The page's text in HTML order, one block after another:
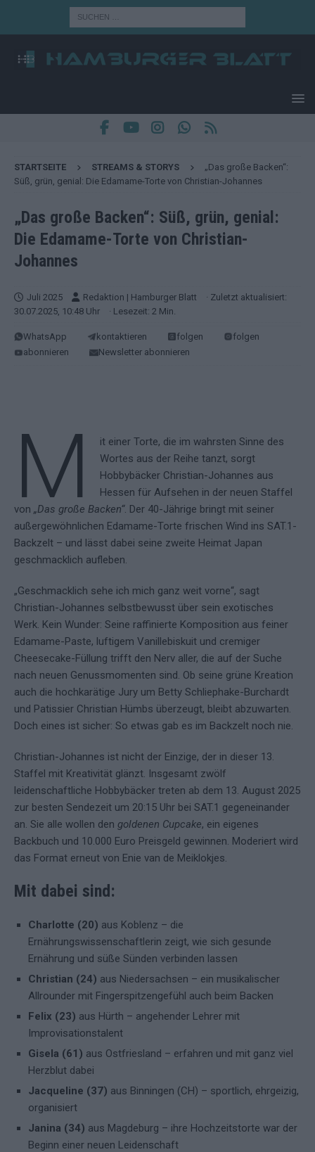
STARTSEITE STREAMS & STORYS
„Das große Backen“:
Süß, grün, genial: Die Edamame-Torte von Christian-Johannes
„Das große Backen“: Süß, grün, genial:
Die Edamame-Torte von Christian-
Johannes
Juli 2025 Redaktion | Hamburger Blatt
· Zuletzt aktualisiert:
30.07.2025, 10:48 Uhr
· Lesezeit: 2 Min.
WhatsApp kontaktieren folgen
folgen
abonnieren
Newsletter abonnieren
M
it einer Torte, die im wahrsten Sinne des
Wortes aus der Reihe tanzt, sorgt
Hobbybäcker Christian-Johannes aus
Hessen für Aufsehen in der neuen Staffel
von „Das große Backen“. Der 40-Jährige bringt mit seiner
außergewöhnlichen Edamame-Torte frischen Wind ins SAT.1-
Backzelt – und lässt dabei seine zweite Heimat Japan
geschmacklich aufleben.
„Geschmacklich sehe ich mich ganz weit vorne“, sagt
Christian-Johannes selbstbewusst über sein exotisches
Werk. Kein Wunder: Seine raffinierte Komposition aus feiner
Edamame-Paste, luftigem Vanillebiskuit und cremiger
Cheesecake-Füllung trifft den Nerv aller, die auf der Suche
nach neuen Genussmomenten sind. Ob seine grüne Kreation
auch die hochkarätige Jury um Betty Schliephake-Burchardt
und Patissier Christian Hümbs überzeugt, bleibt abzuwarten.
Doch eines ist sicher: So etwas gab es im Backzelt noch nie.
Christian-Johannes ist nicht der Einzige, der in dieser 13.
Staffel mit Kreativität glänzt. Insgesamt zwölf
leidenschaftliche Hobbybäcker treten ab dem 13. August 2025
zur besten Sendezeit um 20:15 Uhr bei SAT.1 gegeneinander
an. Sie alle wollen den goldenen Cupcake, ein eigenes
Backbuch und 10.000 Euro Preisgeld gewinnen. Moderiert wird
das Format erneut von Enie van de Meiklokjes.
Mit dabei sind:
Charlotte (20) aus Koblenz – die
Ernährungswissenschaftlerin zeigt, wie sich gesunde
Ernährung und süße Sünden verbinden lassen
Christian (24) aus Niedersachsen – ein musikalischer
Allrounder mit Fingerspitzengefühl auch beim Backen
Felix (23) aus Hürth – angehender Lehrer mit
Improvisationstalent
Gisela (61) aus Ostfriesland – erfahren und mit ganz viel
Herzblut dabei
Jacqueline (37) aus Binningen (CH) – sportlich, ehrgeizig,
organisiert
Janina (34) aus Magdeburg – ihre Hochzeitstorte war der
Beginn einer neuen Leidenschaft